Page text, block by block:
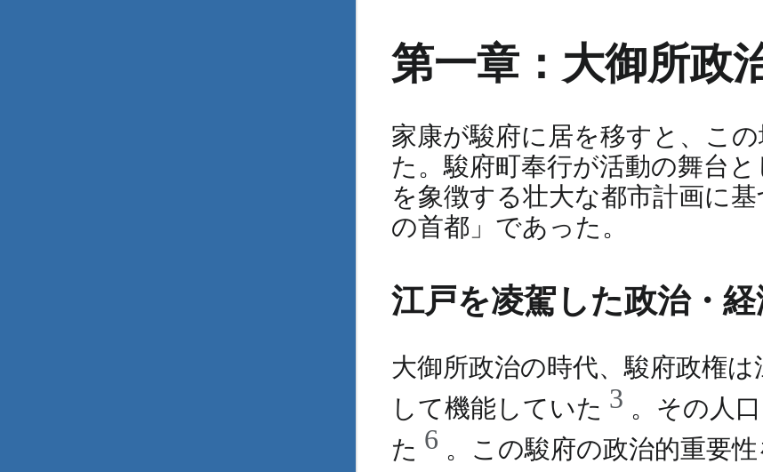
第一章：大御所政
家康が駿府に居を移すと、こ
た。駿府町奉行が活動の舞台
を象徴する壮大な都市計画に
の首都」であった。
江戸を凌駕した政治・
大御所政治の時代、駿府政権
して機能していた 3 。その人
た 6 。この駿府の政治的重要